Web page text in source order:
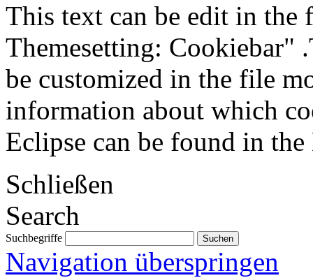
This text can be edit in the
Themesetting: Cookiebar"
be customized in the file
information about which
Eclipse can be found in
Schließen
Search
Suchbegriffe
Navigation überspringen